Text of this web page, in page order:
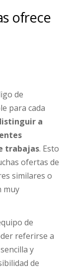
ofrece
de
para cada
a
trabajas. Esto
ofertas de
similares o
muy
de
referirse a
y
de